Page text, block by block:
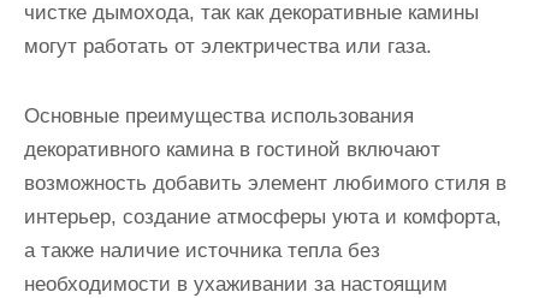
чистке дымохода, так как декоративные камины
могут работать от электричества или газа.
Основные преимущества использования
декоративного камина в гостиной включают
возможность добавить элемент любимого стиля в
интерьер, создание атмосферы уюта и комфорта,
а также наличие источника тепла без
необходимости в ухаживании за настоящим